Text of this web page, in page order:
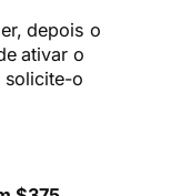
depois o
ativar o
solicite-o